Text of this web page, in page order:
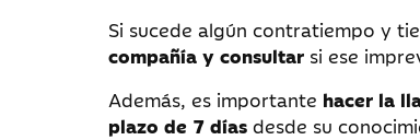
Si sucede algún contratiempo y
compañía y consultar si ese
Además, es importante hacer la
plazo de 7 días desde su